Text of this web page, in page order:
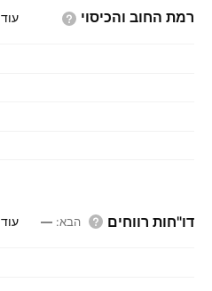
רמת החוב והכיסוי עוד
דו"חות רווחים הבא:
— עוד